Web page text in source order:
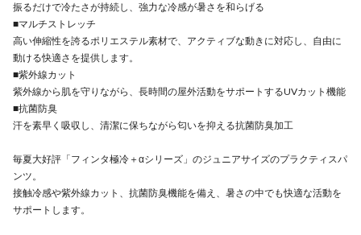
振るだけで冷たさが持続し、強力な冷感が暑さを和らげる
■マルチストレッチ
高い伸縮性を誇るポリエステル素材で、アクティブな動きに対応し、自由に
動ける快適さを提供します。
■紫外線カット
紫外線から肌を守りながら、長時間の屋外活動をサポートするUVカット機能
■抗菌防臭
汗を素早く吸収し、清潔に保ちながら匂いを抑える抗菌防臭加工
毎夏大好評「フィンタ極冷＋αシリーズ」のジュニアサイズのプラクティスパ
ンツ。
接触冷感や紫外線カット、抗菌防臭機能を備え、暑さの中でも快適な活動を
サポートします。